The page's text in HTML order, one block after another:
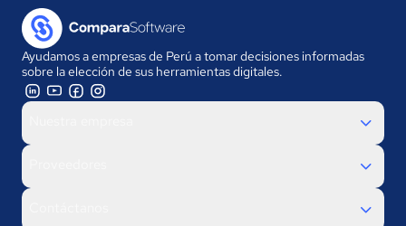
Ayudamos a empresas de Perú a tomar decisiones informadas
sobre la elección de sus herramientas digitales.